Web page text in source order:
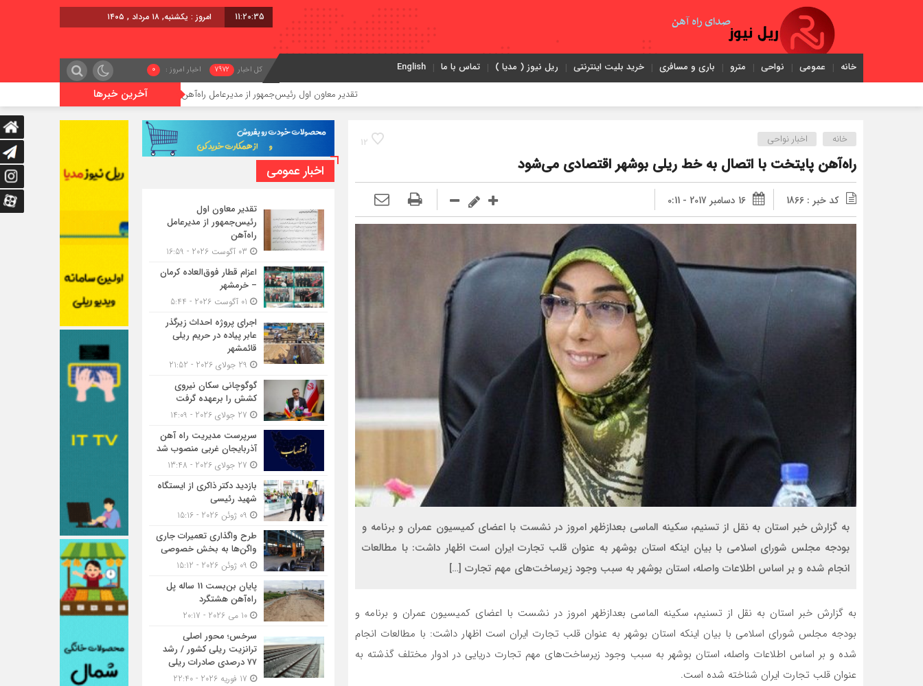
11:20:36 امروز : یکشنبه, ۱۸ مرداد , ۱۴۰۵
خانه عمومی نواحی مترو باری و مسافری خرید بلیت اینترنتی ریل نیوز ( مدیا ) تماس با ما English کل اخبار 7972 اخبار امروز : 0
آخرین خبرها تقدیر معاون اول رئیس‌جمهور از مدیرعامل راه‌آهن اعزام قطار فوق‌العاده کرمان – خرمشهر
12 خانه اخبار نواحی
راه‌آهن پایتخت با اتصال به خط ریلی بوشهر اقتصادی می‌شود
کد خبر : 1866 16 دسامبر 2017 - 0:11
به گزارش خبر استان به نقل از تسنیم، سکینه الماسی بعدازظهر امروز در نشست با اعضای کمیسیون عمران و برنامه و
بودجه مجلس شورای اسلامی با بیان اینکه استان بوشهر به عنوان قلب تجارت ایران است اظهار داشت: با مطالعات
انجام شده و بر اساس اطلاعات واصله، استان بوشهر به سبب وجود زیرساخت‌های مهم تجارت […]
به گزارش خبر استان به نقل از تسنیم، سکینه الماسی بعدازظهر امروز در نشست با اعضای کمیسیون عمران و برنامه و
بودجه مجلس شورای اسلامی با بیان اینکه استان بوشهر به عنوان قلب تجارت ایران است اظهار داشت: با مطالعات انجام
شده و بر اساس اطلاعات واصله، استان بوشهر به سبب وجود زیرساخت‌های مهم تجارت دریایی در ادوار مختلف گذشته به
عنوان قلب تجارت ایران شناخته شده است.
اخبار عمومی
تقدیر معاون اول
رئیس‌جمهور از مدیرعامل
راه‌آهن
اعزام قطار فوق‌العاده کرمان
– خرمشهر
اجرای پروژه احداث زیرگذر
عابر پیاده در حریم ریلی
قائمشهر
گوگوچانی سکان نیروی
کشش را برعهده گرفت
سرپرست مدیریت راه آهن
آذربایجان غربی منصوب شد
بازدید دکتر ذاکری از ایستگاه
شهید رئیسی
طرح واگذاری تعمیرات جاری
واگن‌ها به بخش خصوصی
پایان بن‌بست 11 ساله پل
راه‌آهن هشتگرد
سرخس؛ محور اصلی
ترانزیت ریلی کشور / رشد
۷۷ درصدی صادرات ریلی